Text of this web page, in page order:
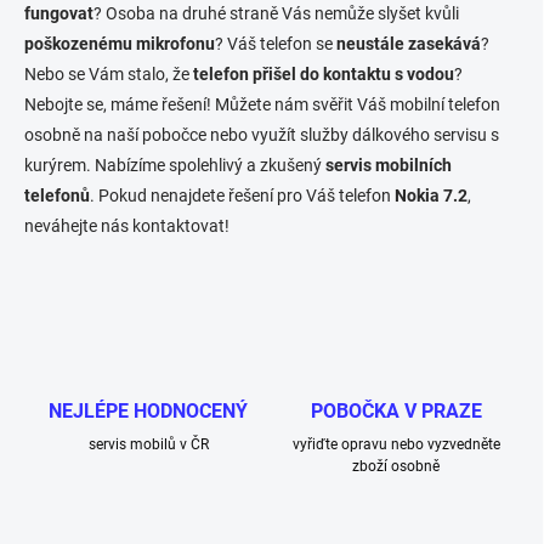
c
í
p
r
v
k
y
v
ý
fungovat? Osoba na druhé straně Vás nemůže slyšet kvůli
poškozenému mikrofonu? Váš telefon seneustále zasekává?
Nebo se Vám stalo, žetelefon přišel do kontaktu s vodou?
Nebojte se, máme řešení! Můžete nám svěřit Váš mobilní telefon
osobně na naší pobočce nebo využít služby dálkového servisu s
kurýrem. Nabízíme spolehlivý a zkušenýservis mobilních
telefonů. Pokud nenajdete řešení pro Váš telefon Nokia 7.2,
neváhejte nás kontaktovat!
NEJLÉPE HODNOCENÝ
servis mobilů v ČR
POBOČKA V PRAZE
vyřiďte opravu nebo vyzvedněte
zboží osobně